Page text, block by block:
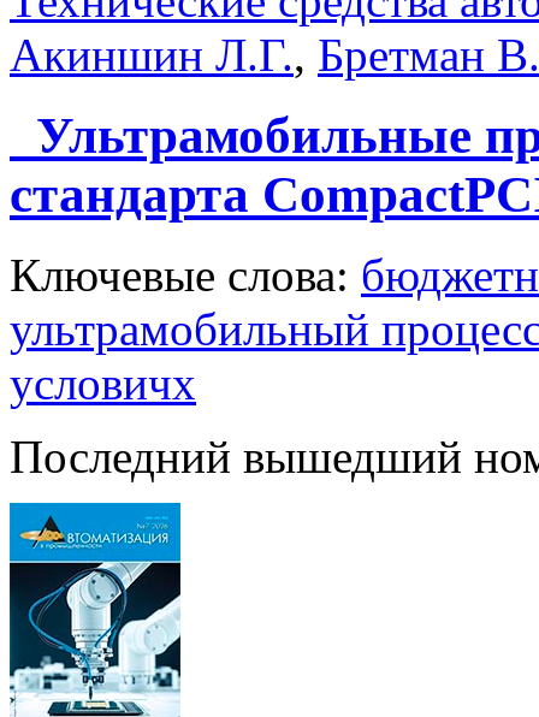
Акиншин Л.Г., Бретман
Ультрамобильные
стандарта
Ключевые слова:
ультрамобильный
условичх
Последний вышедший